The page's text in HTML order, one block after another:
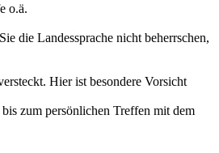
o.ä.
die Landessprache nicht beherrschen,
Hier ist besondere Vorsicht
zum persönlichen Treffen mit dem